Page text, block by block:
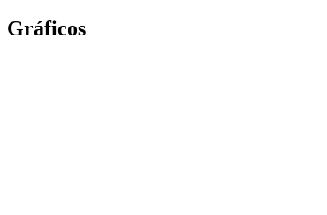
Gráficos